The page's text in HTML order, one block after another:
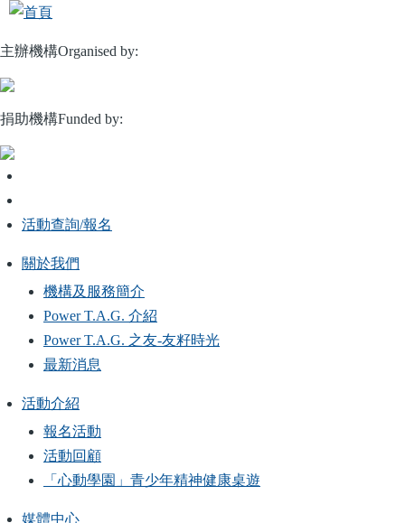
移
主
內
容
主辦機構Organised by:
捐助機構Funded by:
活動查詢/報名
Main
navigation
關於我們
機構及服務簡介
Power T.A.G. 介紹
Power T.A.G. 之友-友籽時光
最新消息
活動介紹
報名活動
活動回顧
「心動學園」青少年精神健康桌遊
媒體中心